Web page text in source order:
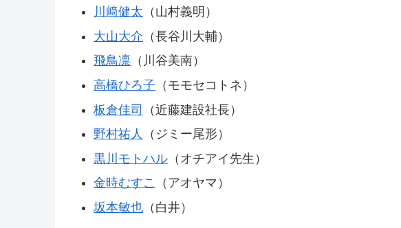
川﨑健太 （山村義明）
大山大介 （長谷川大輔）
飛鳥凛 （川谷美南）
高橋ひろ子 （モモセコトネ）
板倉佳司
（近藤建設社長）
野村祐人
（ジミー尾形）
黒川モトハル （オチアイ先生）
金時むすこ
（アオヤマ）
坂本敏也 （白井）